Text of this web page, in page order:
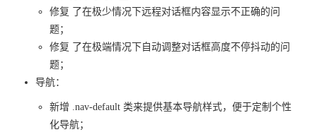
修复 了在极少情况下远程对话框内容显示不正确的问
题；
修复 了在极端情况下自动调整对话框高度不停抖动的问
题；
导航：
新增 .nav-default 类来提供基本导航样式，便于定制个性
化导航；